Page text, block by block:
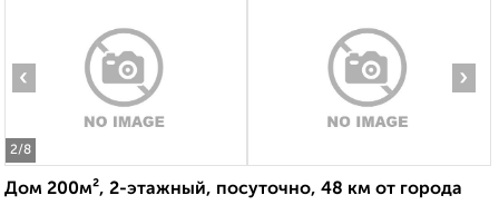
2/8
‹ ›
Дом 200м², 2-этажный, посуточно, 48 км от города